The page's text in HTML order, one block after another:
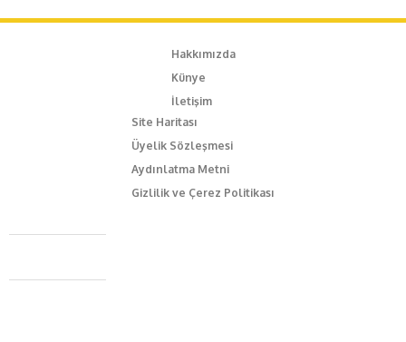
Hakkımızda
Künye
İletişim
Site Haritası
Üyelik Sözleşmesi
Aydınlatma Metni
Gizlilik ve Çerez Politikası
Caferağa Mah. Dr. Şakir Paşa Sok. No3/A Kadıköy İstanbul
+90 543 345 46 00